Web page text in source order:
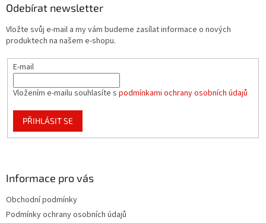
Odebírat newsletter
Vložte svůj e-mail a my vám budeme zasílat informace o nových
produktech na našem e-shopu.
E-mail
Vložením e-mailu souhlasíte s podmínkami ochrany osobních údajů
PŘIHLÁSIT SE
Informace pro vás
Obchodní podmínky
Podmínky ochrany osobních údajů